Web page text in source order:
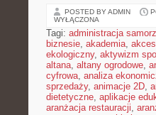
POSTED BY ADMIN
WYŁĄCZONA
Tagi: administracja
biznesie, akademia,
ekologiczny, aktywizm
altana, altany ogrodowe,
cyfrowa, analiza
sprzedaży, animacje 2D,
dietetyczne, aplikacje
aranżacja restauracji,